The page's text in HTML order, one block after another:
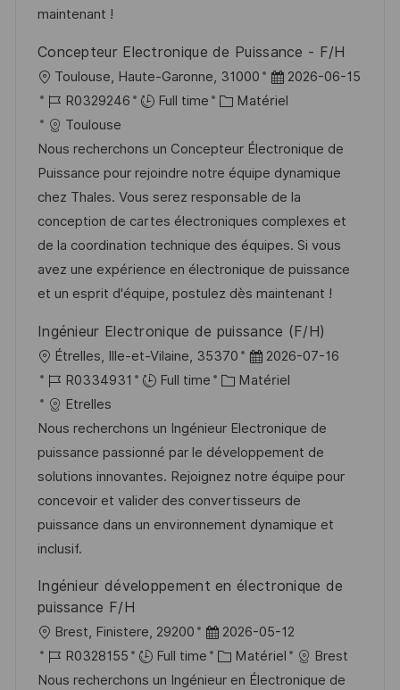
oi
h
a
g
e
p
o
s
e
e
maintenant !
Concepteur Electronique de Puissance - F/H
o
c
a
l
i
s
a
t
i
n
Toulouse, Haute-Garonne, 31000
D
a
e
d
a
f
f
i
h
a
g
2026-06-15
R
é
f
é
r
e
n
c
e
u
p
o
s
t
e
R0329246 Full time
C
t
é
g
o
r
i
e
Matériel
Toulouse
Nous recherchons un Concepteur Électronique de
Puissance pour rejoindre notre équipe dynamique
chez Thales. Vous serez responsable de la
conception de cartes électroniques complexes et
de la coordination technique des équipes. Si vous
avez une expérience en électronique de puissance
et un esprit d'équipe, postulez dès maintenant !
Ingénieur Electronique de puissance (F/H)
o
c
a
l
i
s
a
t
o
n
Étrelles, Ille-et-Vilaine, 35370
D
a
e
d
’
a
f
c
g
2026-07-16
R
é
f
é
r
e
n
c
d
o
R0334931 Full time
C
t
é
g
o
r
Matériel
Etrelles
Nous recherchons un Ingénieur Electronique de
puissance passionné par le développement de
solutions innovantes. Rejoignez notre équipe pour
concevoir et valider des convertisseurs de
puissance dans un environnement dynamique et
inclusif.
Ingénieur développement en électronique de
puissance F/H
o
c
Brest, Finistere, 29200
D
a
t
2026-05-12
R
é
R0328155 Full time
C
a
Matériel
Brest
Nous recherchons un Ingénieur en Électronique de